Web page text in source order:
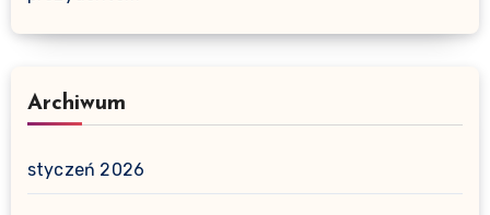
Archiwum
styczeń 2026